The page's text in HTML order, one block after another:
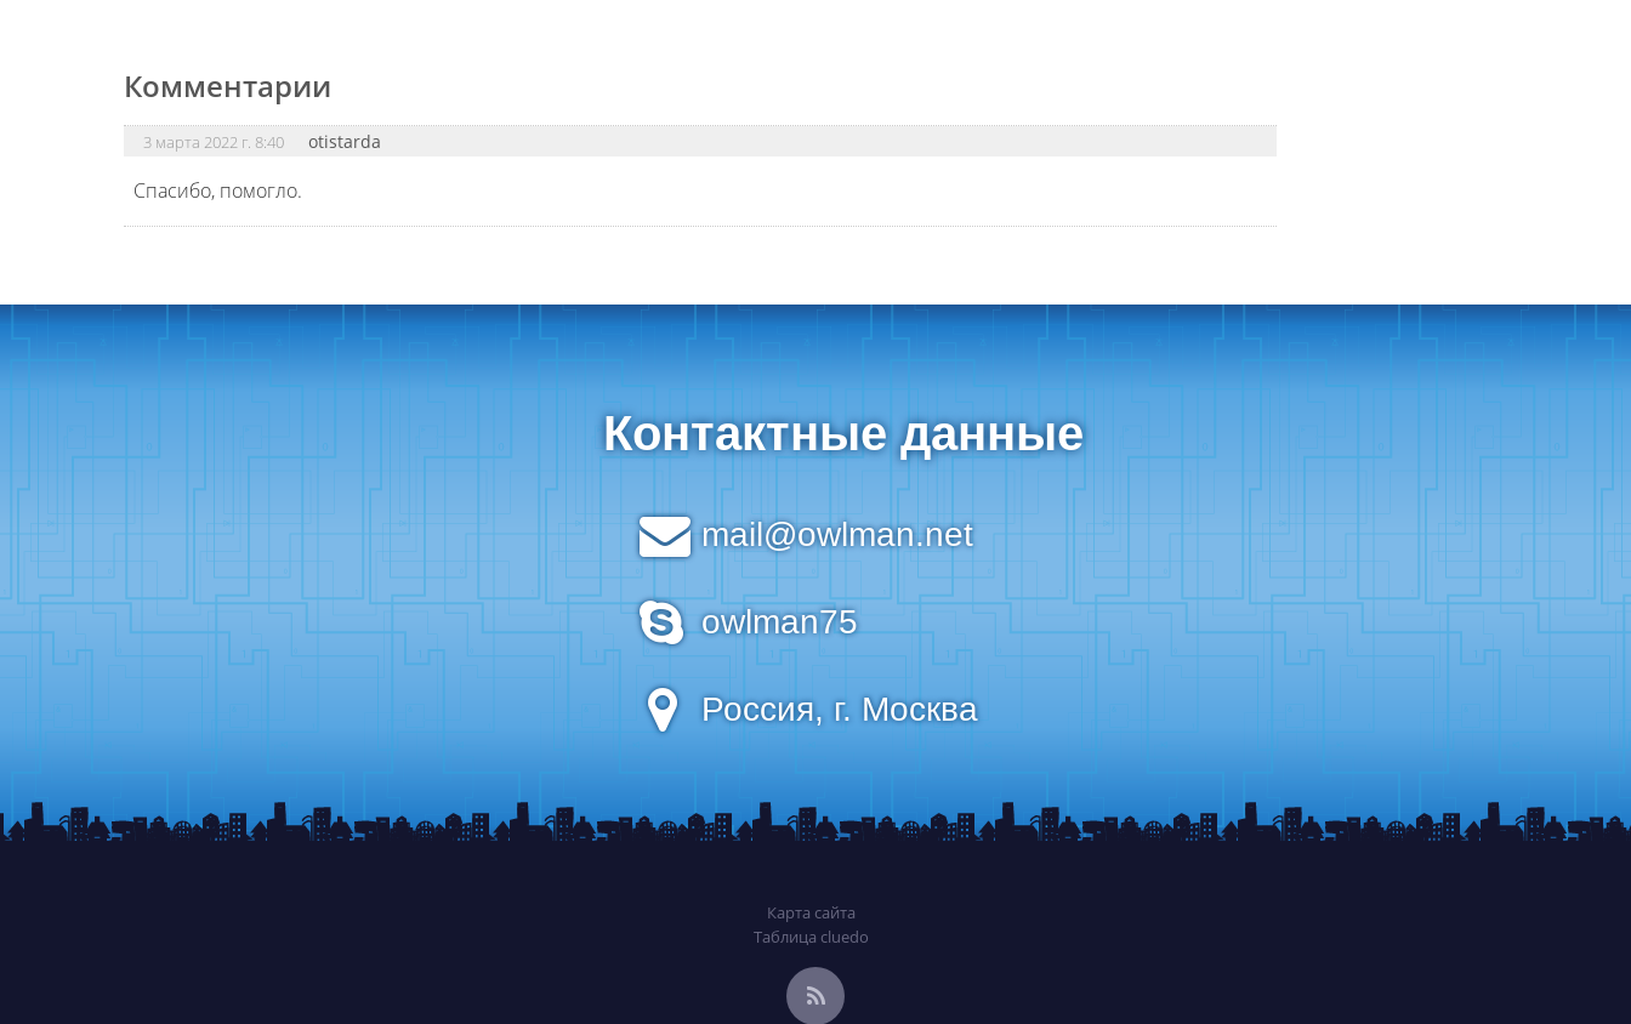
Комментарии
3 марта 2022 г. 8:40 otistarda
Спасибо, помогло.
Контактные данные
mail@owlman.net
owlman75
Россия, г. Москва
Карта сайта
Таблица cluedo